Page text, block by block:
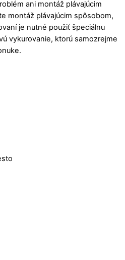
ani montáž plávajúcim
montáž plávajúcim spôsobom,
je nutné použiť špeciálnu
vykurovanie, ktorú samozrejme